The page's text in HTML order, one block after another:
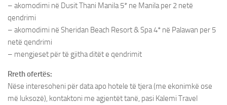
– akomodimi në Dusit Thani Manila 5* ne Manila per 2 netë
qendrimi
– akomodimi në Sheridan Beach Resort & Spa 4* në Palawan per 5
netë qendrimi
– mengjeset për të gjitha ditët e qendrimit
Rreth ofertës:
Nëse interesoheni për data apo hotele të tjera (me ekonimkë ose
më luksozë), kontaktoni me agjentët tanë, pasi Kalemi Travel